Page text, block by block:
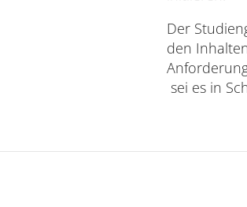
Der
den
sei es in